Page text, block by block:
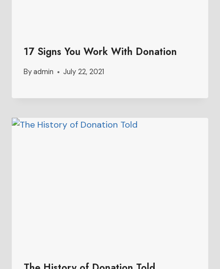
17 Signs You Work With Donation
Byadmin July 22, 2021